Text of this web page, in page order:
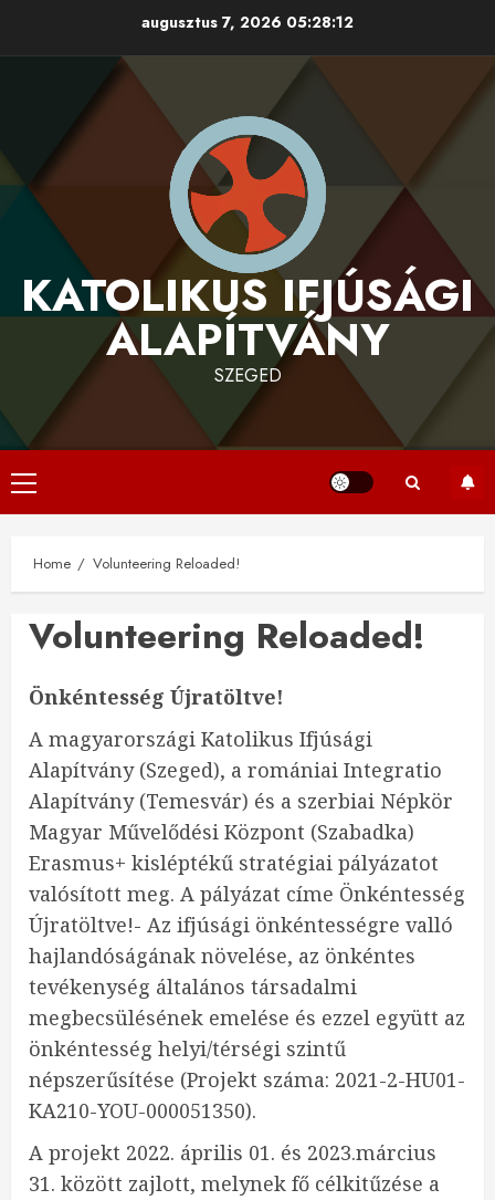
augusztus 7, 2026 05:28:14
KATOLIKUS IFJÚSÁGI
ALAPÍTVÁNY
SZEGED
Primary
Menu
Home Volunteering Reloaded!
Volunteering Reloaded!
Önkéntesség Újratöltve!
A magyarországi Katolikus Ifjúsági
Alapítvány (Szeged), a romániai Integratio
Alapítvány (Temesvár) és a szerbiai Népkör
Magyar Művelődési Központ (Szabadka)
Erasmus+ kisléptékű stratégiai pályázatot
valósított meg. A pályázat címe Önkéntesség
Újratöltve!- Az ifjúsági önkéntességre valló
hajlandóságának növelése, az önkéntes
tevékenység általános társadalmi
megbecsülésének emelése és ezzel együtt az
önkéntesség helyi/térségi szintű
népszerűsítése (Projekt száma: 2021-2-HU01-
KA210-YOU-000051350).
A projekt 2022. április 01. és 2023.március
31. között zajlott, melynek fő célkitűzése a